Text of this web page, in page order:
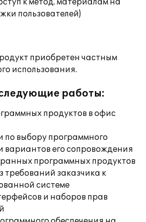
к метод. материалам на
пользователей)
приобретен частным
использования.
работы:
продуктов в офис
по выбору программного
вариантов его сопровождения
программных продуктов
требований заказчика к
системе
и наборов прав